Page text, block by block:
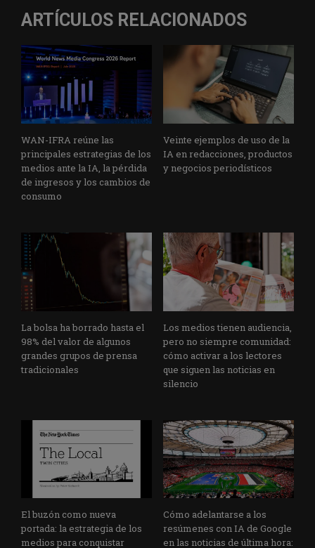
ARTÍCULOS RELACIONADOS
WAN-IFRA reúne las
principales estrategias de los
medios ante la IA, la pérdida
de ingresos y los cambios de
consumo
Veinte ejemplos de uso de la
IA en redacciones, productos
y negocios periodísticos
La bolsa ha borrado hasta el
98% del valor de algunos
grandes grupos de prensa
tradicionales
Los medios tienen audiencia,
pero no siempre comunidad:
cómo activar a los lectores
que siguen las noticias en
silencio
El buzón como nueva
portada: la estrategia de los
medios para conquistar
Cómo adelantarse a los
resúmenes con IA de Google
en las noticias de última hora: